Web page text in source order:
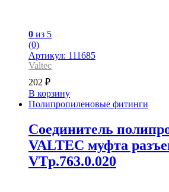
0 из 5
(0)
Артикул: 111685
Valtec
202 ₽
В корзину
Полипропиленовые фитинги
Соединитель
VALTEC муфта
VTp.763.0.020